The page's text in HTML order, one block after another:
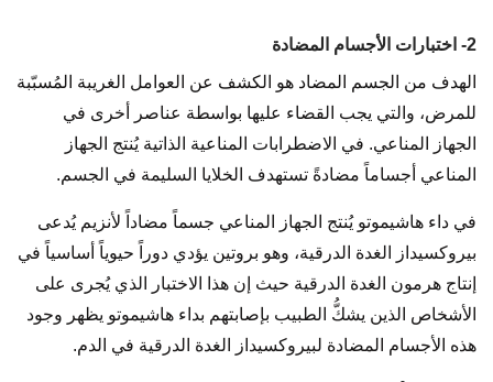
2- اختبارات الأجسام المضادة
الهدف من الجسم المضاد هو الكشف عن العوامل الغريبة المُسبّبة
للمرض، والتي يجب القضاء عليها بواسطة عناصر أخرى في
الجهاز المناعي. في الاضطرابات المناعية الذاتية يُنتج الجهاز
المناعي أجساماً مضادةً تستهدف الخلايا السليمة في الجسم.
في داء هاشيموتو يُنتج الجهاز المناعي جسماً مضاداً لأنزيم يُدعى
بيروكسيداز الغدة الدرقية، وهو بروتين يؤدي دوراً حيوياً أساسياً في
إنتاج هرمون الغدة الدرقية حيث إن هذا الاختبار الذي يُجرى على
الأشخاص الذين يشكُّ الطبيب بإصابتهم بداء هاشيموتو يظهر وجود
هذه الأجسام المضادة لبيروكسيداز الغدة الدرقية في الدم.